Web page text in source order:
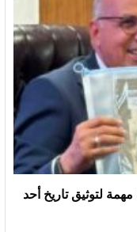
لتوثيق تاريخ أحد